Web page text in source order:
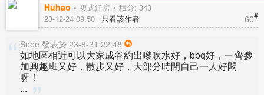
Huhao 複式洋房 積分: 343
60#
23-12-24 09:50 只看該作者
Soee 發表於 23-8-31 22:48
如地區相近可以大家成谷約出嚟吹水好，bbq好，一齊參
加興趣班又好，散步又好，大部分時間自己一人好悶
呀！
...